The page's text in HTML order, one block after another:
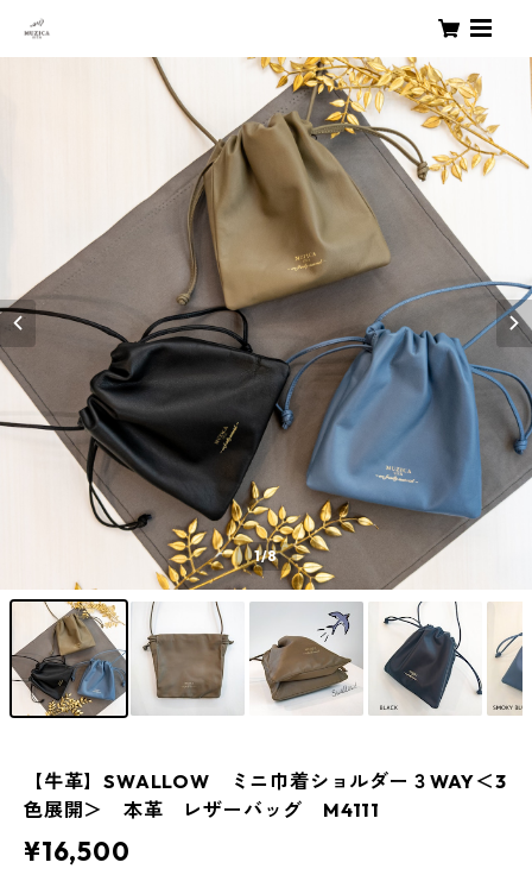
1/8
【牛革】SWALLOW ミニ巾着ショルダー３WAY＜3
色展開＞ 本革 レザーバッグ M4111
¥16,500